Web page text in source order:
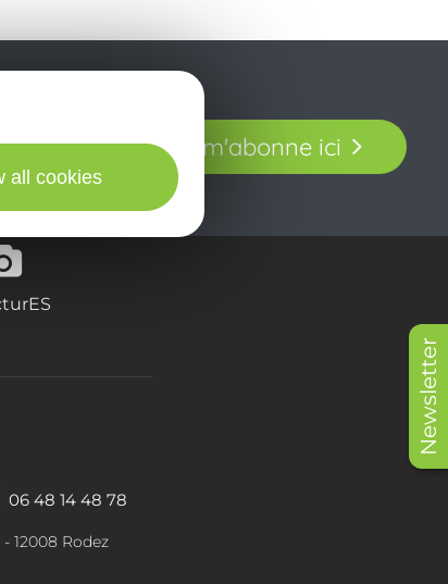
Newsletter
Je m'abonne ici
06 48 14 48 78
- 12008 Rodez
all cookies